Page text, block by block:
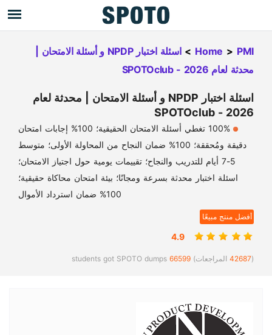
Home > PMI
>
اسئلة اختبار NPDP و أسئلة الامتحان |
محدثة لعام 2026 - SPOTOclub
اسئلة اختبار NPDP و أسئلة الامتحان | محدثة لعام
2026 - SPOTOclub
100% تغطي أسئلة الامتحان الحقيقية؛ 100% إجابات امتحان
دقيقة ومُحققة؛ 100% ضمان النجاح من المحاولة الأولى؛ متوسط
5-7 أيام للتدريب والنجاح؛ تقييمات يومية حول اجتياز الامتحان؛
اسئلة اختبار محدثة بسرعة ومجانًا؛ بيئة امتحان محاكاة حقيقية؛
100% ضمان استرداد الأموال
أفضل منتج مبيعًا
4.9
(
42687 المراجعات)